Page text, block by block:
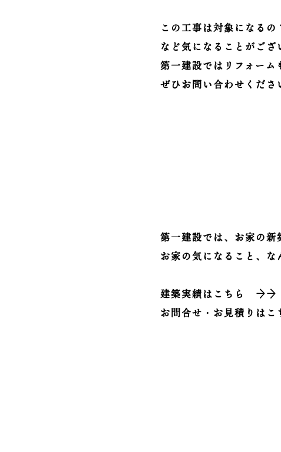
この工事は対象になるの
など気になることがござ
第一建設ではリフォーム
ぜひお問い合わせくださ
第一建設では、お家の新
お家の気になること、な
建築実績はこちら →→
お問合せ・お見積りはこ